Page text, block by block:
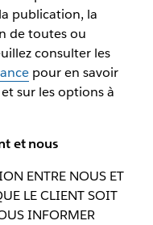
publication, la
de toutes ou
consulter les
pour en savoir
sur les options à
et nous
ENTRE NOUS ET
LE CLIENT SOIT
INFORMER